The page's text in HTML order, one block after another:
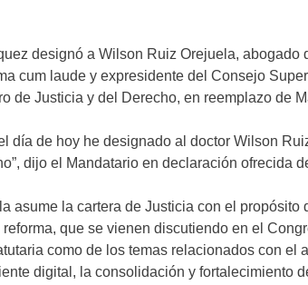
designó a Wilson Ruiz Orejuela, abogado
cum laude y expresidente del Consejo
de Justicia y del Derecho, en reemplazo de
día de hoy he designado al doctor Wilson
dijo el Mandatario en declaración ofrecida
asume la cartera de Justicia con el propósito
que se vienen discutiendo en el
como de los temas relacionados con el
digital, la consolidación y fortalecimiento